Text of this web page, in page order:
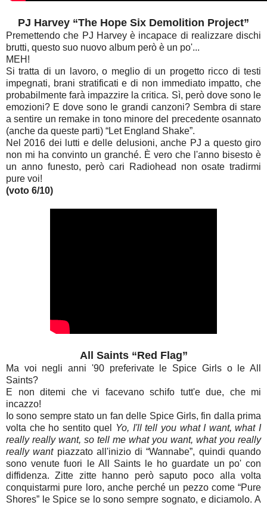
PJ Harvey “The Hope Six Demolition Project”
Premettendo che PJ Harvey è incapace di realizzare dischi
brutti, questo suo nuovo album però è un po'...
MEH!
Si tratta di un lavoro, o meglio di un progetto ricco di testi
impegnati, brani stratificati e di non immediato impatto, che
probabilmente farà impazzire la critica. Sì, però dove sono le
emozioni? E dove sono le grandi canzoni? Sembra di stare
a sentire un remake in tono minore del precedente osannato
(anche da queste parti) “Let England Shake”.
Nel 2016 dei lutti e delle delusioni, anche PJ a questo giro
non mi ha convinto un granché. È vero che l'anno bisesto è
un anno funesto, però cari Radiohead non osate tradirmi
pure voi!
(voto 6/10)
All Saints “Red Flag”
Ma voi negli anni '90 preferivate le Spice Girls o le All
Saints?
E non ditemi che vi facevano schifo tutt'e due, che mi
incazzo!
Io sono sempre stato un fan delle Spice Girls, fin dalla prima
volta che ho sentito quel Yo, I'll tell you what I want, what I
really really want, so tell me what you want, what you really
really wantpiazzato all'inizio di “Wannabe”, quindi quando
sono venute fuori le All Saints le ho guardate un po' con
diffidenza. Zitte zitte hanno però saputo poco alla volta
conquistarmi pure loro, anche perché un pezzo come “Pure
Shores” le Spice se lo sono sempre sognato, e diciamolo. A